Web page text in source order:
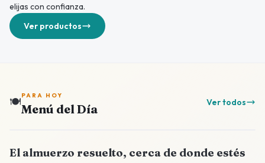
elijas con confianza.
Ver productos
🍽️PARA HOY
Menú del Día Ver todos
El almuerzo resuelto, cerca de donde estés